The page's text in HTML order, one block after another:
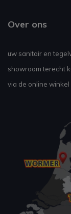
Over ons
uw sanitair en
showroom terecht
via de online